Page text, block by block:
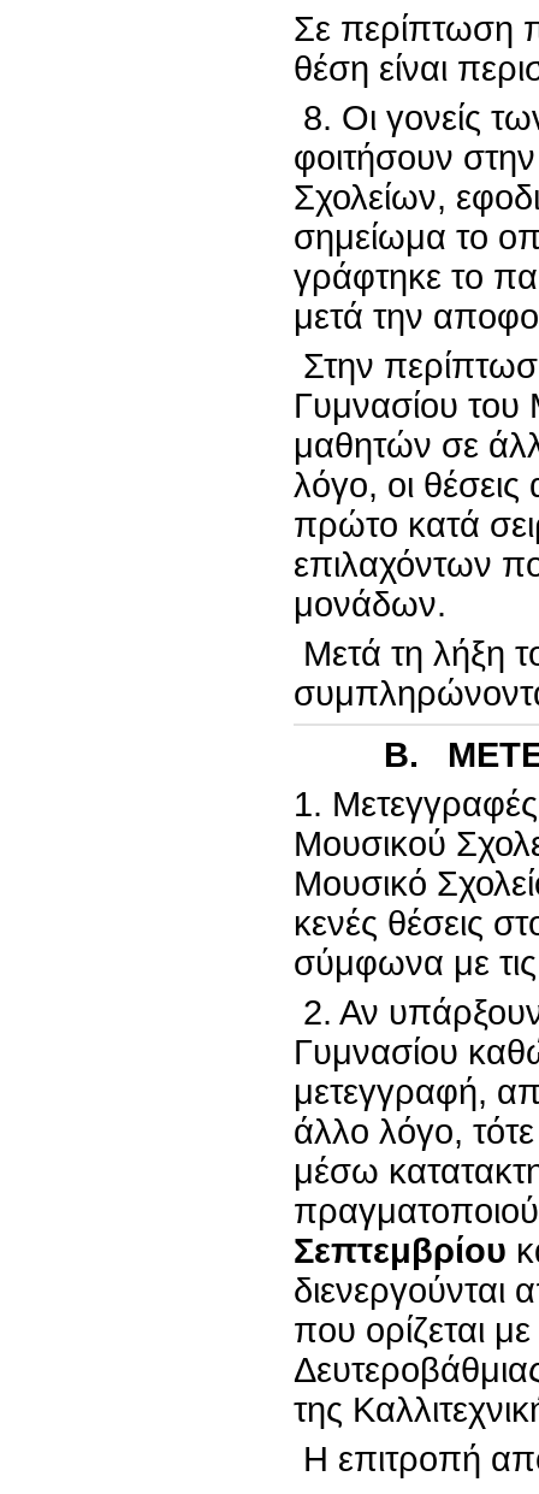
Σε περίπτωση
θέση είναι
8. Οι γονείς
φοιτήσουν
Σχολείων,
σημείωμα το
γράφτηκε το
μετά την
Στην
Γυμνασίου του
μαθητών σε
λόγο, οι
πρώτο κατά
επιλαχόντων
μονάδων.
Μετά τη λήξη
Β.
1.
Μουσικού
Μουσικό
κενές θέσεις
σύμφωνα με τις
2. Αν υπάρξουν
Γυμνασίου
μετεγγραφή,
άλλο λόγο,
μέσω
Σεπτεμβρίου
που ορίζεται
της
Η επιτροπή